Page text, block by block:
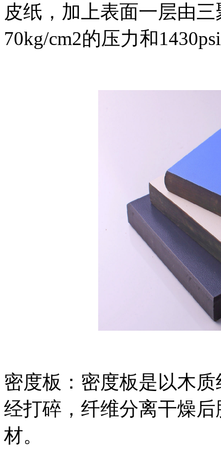
皮纸，加上表面一层由
70kg/cm2的压力和
密度板：密度板是以木
经打碎，纤维分离干燥
材。